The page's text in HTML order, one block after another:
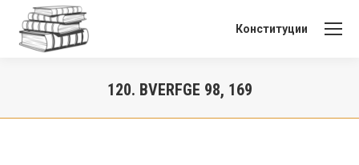
Конституции
120. BVERFGE 98, 169